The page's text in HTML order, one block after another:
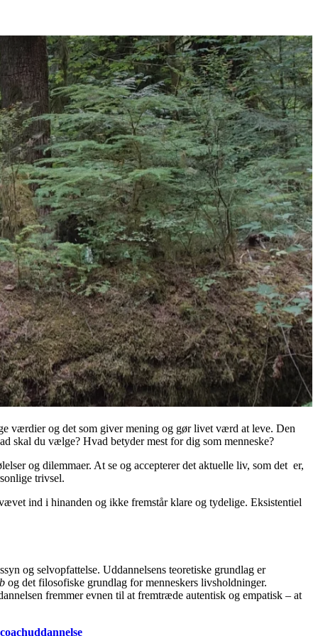
værdier og det som giver mening og gør livet værd at leve. Den
skal du vælge? Hvad betyder mest for dig som menneske?
og dilemmaer. At se og accepterer det aktuelle liv, som det er,
trivsel.
ind i hinanden og ikke fremstår klare og tydelige. Eksistentiel
og selvopfattelse. Uddannelsens teoretiske grundlag er
og det filosofiske grundlag for menneskers livsholdninger.
fremmer evnen til at fremtræde autentisk og empatisk – at